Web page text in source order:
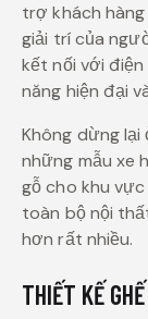
trợ khách
giải trí của
kết nối với
năng hiện đại
Không dừng
những mẫu xe
gỗ cho khu
toàn bộ nội
hơn rất nhiều.
THIẾT KẾ